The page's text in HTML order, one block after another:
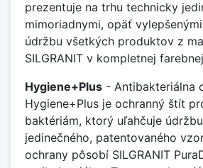
prezentuje na trhu technicky
mimoriadnymi, opäť
údržbu všetkých produktov z
SILGRANIT v kompletnej
Hygiene+Plus - Antibakteriálna
Hygiene+Plus je ochranný štít
baktériám, ktorý uľahčuje
jedinečného, patentovaného
ochrany pôsobí SILGRANIT